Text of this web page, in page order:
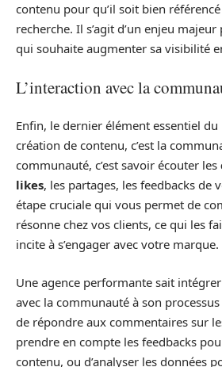
contenu pour qu’il soit bien
recherche. Il s’agit d’un enjeu
qui souhaite augmenter sa visibilité
L’interaction avec la
Enfin, le dernier élément essentiel du
création de contenu, c’est la
communauté, c’est savoir écouter les
likes, les partages, les feedbacks de
étape cruciale qui vous permet de
résonne chez vos clients, ce qui les
incite à s’engager avec votre marque.
Une agence performante sait
avec la communauté à son processus
de répondre aux commentaires sur
prendre en compte les feedbacks
contenu, ou d’analyser les données